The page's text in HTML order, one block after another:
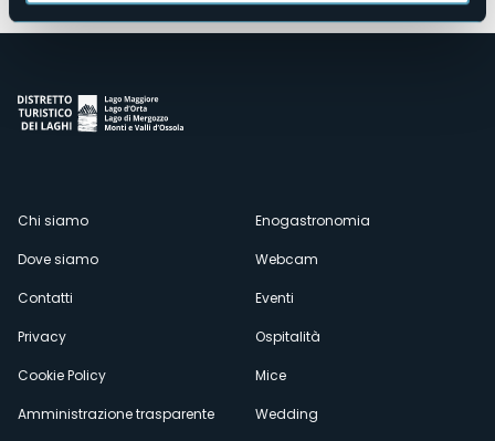
Menù
secondario
Chi siamo
Dove siamo
Contatti
Privacy
Cookie Policy
Amministrazione trasparente
Enogastronomia
Webcam
Eventi
Ospitalità
Mice
Wedding